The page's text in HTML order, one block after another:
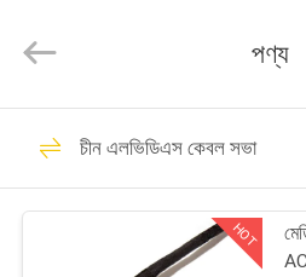
পণ্য
Technology
Rights
মাইক্রো
পণ্য
চীন এলভিডিএস কেবল সভা
HOT